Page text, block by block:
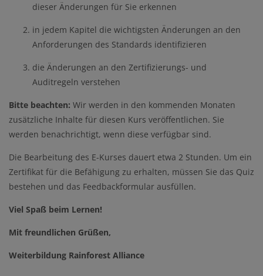
dieser Änderungen für Sie erkennen
in jedem Kapitel die wichtigsten Änderungen an den
Anforderungen des Standards identifizieren
die Änderungen an den Zertifizierungs- und
Auditregeln verstehen
Bitte beachten: Wir werden in den kommenden Monaten
zusätzliche Inhalte für diesen Kurs veröffentlichen. Sie
werden benachrichtigt, wenn diese verfügbar sind.
Die Bearbeitung des E-Kurses dauert etwa 2 Stunden. Um ein
Zertifikat für die Befähigung zu erhalten, müssen Sie das Quiz
bestehen und das Feedbackformular ausfüllen.
Viel Spaß beim Lernen!
Mit freundlichen Grüßen,
Weiterbildung Rainforest Alliance